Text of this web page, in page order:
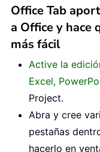
Office Tab
a Office y hace
más fácil
Active la
Excel,
Project.
Abra y cree
pestañas
hacerlo en